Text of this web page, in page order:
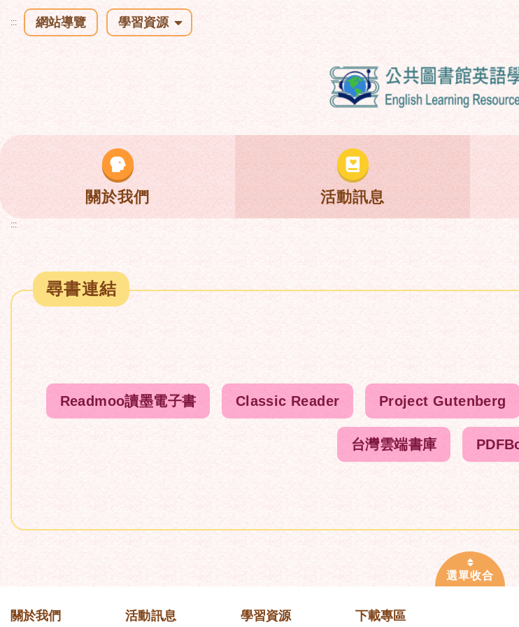
::: 網站導覽 學習資源
關於我們 活動訊息
:::
尋書連結
Readmoo讀墨電子書 Classic Reader Project Gutenberg
台灣雲端書庫
關於我們 活動訊息 學習資源 下載專區